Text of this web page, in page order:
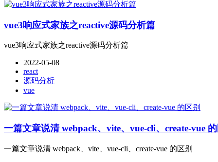
vue3响应式家族之reactive源码分析篇
vue3响应式家族之reactive源码分析篇
2022-05-08
react
源码分析
vue
一篇文章说清 webpack、vite、vue-cli、create-vue
一篇文章说清 webpack、vite、vue-cli、create-vue 的区别